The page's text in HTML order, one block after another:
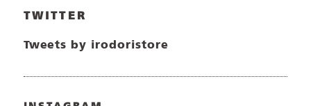
TWITTER
Tweets by irodoristore